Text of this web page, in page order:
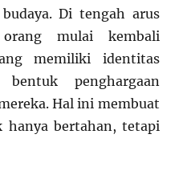
Di tengah arus
mulai kembali
memiliki identitas
penghargaan
Hal ini membuat
hanya bertahan, tetapi